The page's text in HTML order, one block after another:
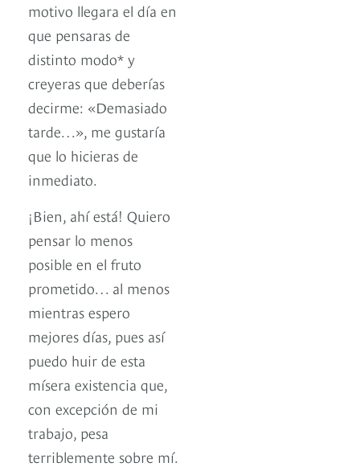
motivo llegara el día en
que pensaras de
distinto modo* y
creyeras que deberías
decirme: «Demasiado
tarde…», me gustaría
que lo hicieras de
inmediato.
¡Bien, ahí está! Quiero
pensar lo menos
posible en el fruto
prometido… al menos
mientras espero
mejores días, pues así
puedo huir de esta
mísera existencia que,
con excepción de mi
trabajo, pesa
terriblemente sobre mí.